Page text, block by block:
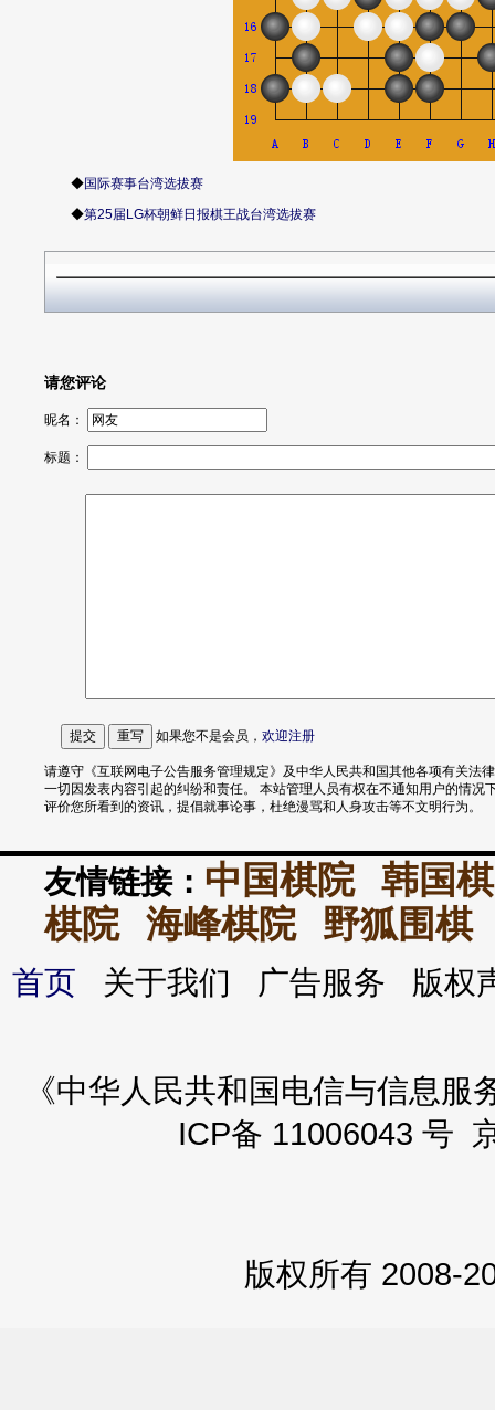
◆国际赛事台湾选拔赛
◆第25届LG杯朝鲜日报棋王战台湾选拔赛
请您评论
昵名：
标题：
如果您不是会员， 欢迎注册
请遵守《互联网电子公告服务管理规定》及中华人民共和国其他各项有关法
一切因发表内容引起的纠纷和责任。 本站管理人员有权在不通知用户的情况
评价您所看到的资讯，提倡就事论事，杜绝漫骂和人身攻击等不文明行为。
友情链接： 中国棋院
韩国
棋院
海峰棋院 野狐围棋
首页 关于我们 广告服务 版
《中华人民共和国电信与信息
ICP备 11006043 号
版权所有 2008-